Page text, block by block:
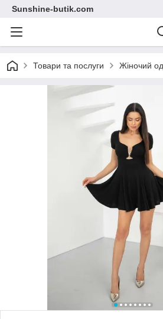
Sunshine-butik.com
Товари та послуги Жіночий